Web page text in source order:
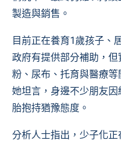
製造與銷售。
目前正在養育1歲孩子、
政府有提供部分補助，
粉、尿布、托育與醫療等
她坦言，身邊不少朋友
胎抱持猶豫態度。
分析人士指出，少子化